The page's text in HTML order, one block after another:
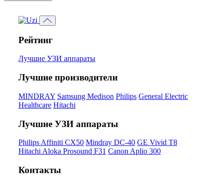
Рейтинг
Лучшие УЗИ аппараты
Лучшие производители
MINDRAY Samsung Medison Philips General Electric
Healthcare Hitachi
Лучшие УЗИ аппараты
Philips Affiniti CX50 Mindray DC-40 GE Vivid T8
Hitachi Aloka Prosound F31 Canon Aplio 300
Контакты